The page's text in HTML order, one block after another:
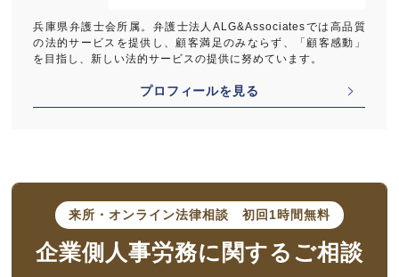
兵庫県弁護士会所属。弁護士法人ALG&Associatesでは高品質
の法的サービスを提供し、顧客満足のみならず、「顧客感動」
を目指し、新しい法的サービスの提供に努めています。
プロフィールを見る
来所・オンライン法律相談 初回1時間無料
企業側人事労務に 関するご相談